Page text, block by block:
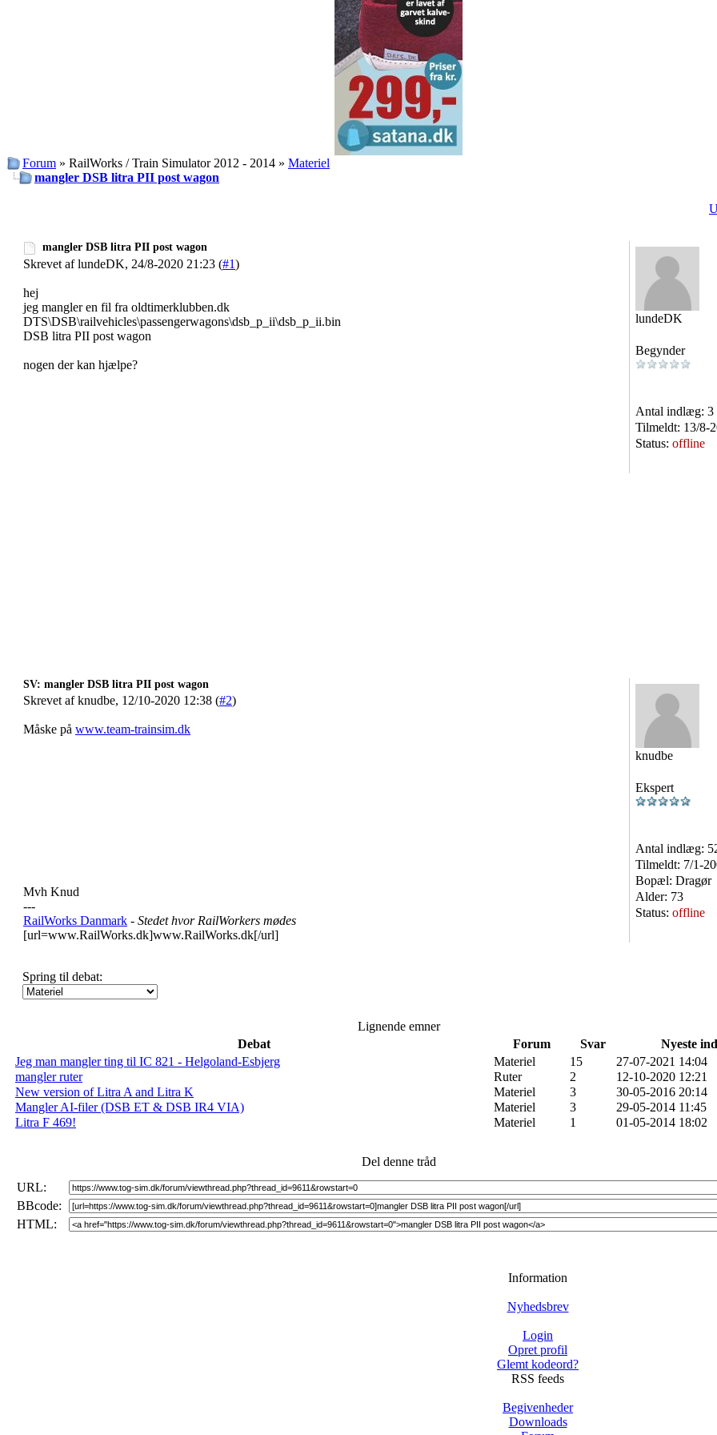
Forum » RailWorks / Train Simulator 2012 - 2014 » Materiel
mangler DSB litra PII post wagon
mangler DSB litra PII post wagon
Skrevet af lundeDK, 24/8-2020 21:23 (#1)
hej
jeg mangler en fil fra oldtimerklubben.dk
DTS\DSB\railvehicles\passengerwagons\dsb_p_ii\dsb_p_ii.bin
DSB litra PII post wagon
nogen der kan hjælpe?
lundeDK
Begynder
Antal indlæg: 3
Tilmeldt: 13/8-
Status: offline
SV: mangler DSB litra PII post wagon
Skrevet af knudbe, 12/10-2020 12:38 (#2)
Måske på www.team-trainsim.dk
knudbe
Ekspert
Antal indlæg:
Tilmeldt: 7/1-
Bopæl: Dragør
Alder: 73
Status: offline
Mvh Knud
---
RailWorks Danmark - Stedet hvor RailWorkers mødes
[url=www.RailWorks.dk]www.RailWorks.dk[/url]
Spring til debat:
Lignende emner
Debat
Forum Svar
Nyeste
Jeg man mangler ting til IC 821 - Helgoland-Esbjerg
Materiel 15
27-07-2021 14:04
mangler ruter
Ruter 2
12-10-2020 12:21
New version of Litra A and Litra K
Materiel 3
30-05-2016 20:14
Mangler AI-filer (DSB ET & DSB IR4 VIA)
Materiel 3
29-05-2014 11:45
Litra F 469!
Materiel 1 01-05-2014 18:02
Del denne tråd
URL:
BBcode:
HTML:
Information
Nyhedsbrev
Login
Opret profil
Glemt kodeord?
RSS feeds
Begivenheder
Downloads